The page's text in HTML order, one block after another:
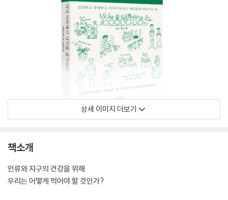
상세 이미지 더보기
책소개
인류와 지구의 건강을 위해
우리는 어떻게 먹어야 할 것인가?